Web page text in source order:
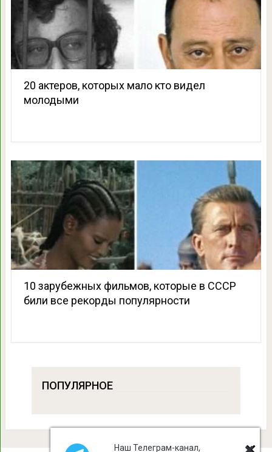
20 актеров, которых мало кто видел
молодыми
10 зарубежных фильмов, которые в СССР
били все рекорды популярности
ПОПУЛЯРНОЕ
Наш Телеграм-канал,